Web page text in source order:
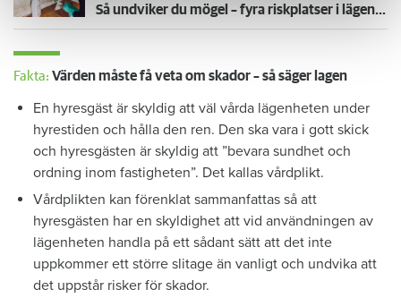
Så undviker du mögel – fyra riskplatser i lägenheten: ”Måste städa bort”
Fakta: Värden måste få veta om skador – så säger lagen
En hyresgäst är skyldig att väl vårda lägenheten under
hyrestiden och hålla den ren. Den ska vara i gott skick
och hyresgästen är skyldig att ”bevara sundhet och
ordning inom fastigheten”. Det kallas vårdplikt.
Vårdplikten kan förenklat sammanfattas så att
hyresgästen har en skyldighet att vid användningen av
lägenheten handla på ett sådant sätt att det inte
uppkommer ett större slitage än vanligt och undvika att
det uppstår risker för skador.